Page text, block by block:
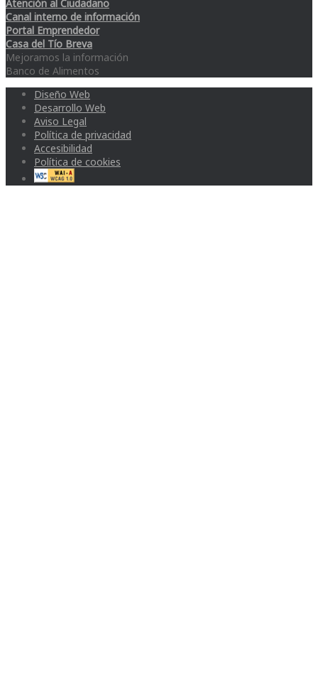
Atención al Ciudadano
Canal interno de información
Portal Emprendedor
Casa del Tío Breva
Mejoramos la información
Banco de Alimentos
Diseño Web
Desarrollo Web
Aviso Legal
Política de privacidad
Accesibilidad
Política de cookies